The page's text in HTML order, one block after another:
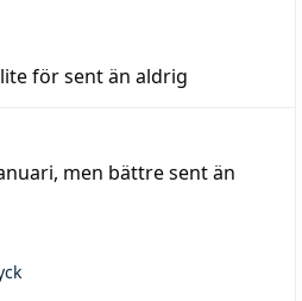
för sent än aldrig
men bättre sent än